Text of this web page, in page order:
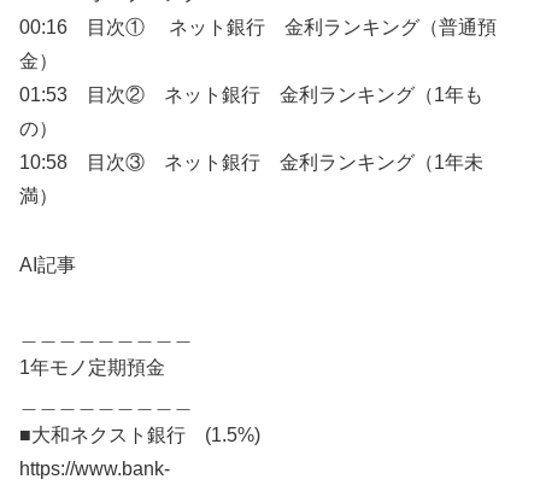
00:16 目次① ネット銀行 金利ランキング（普通預
金）
01:53 目次② ネット銀行 金利ランキング（1年も
の）
10:58 目次③ ネット銀行 金利ランキング（1年未
満）
AI記事
1年モノ定期預金
■大和ネクスト銀行 (1.5%)
https://www.bank-